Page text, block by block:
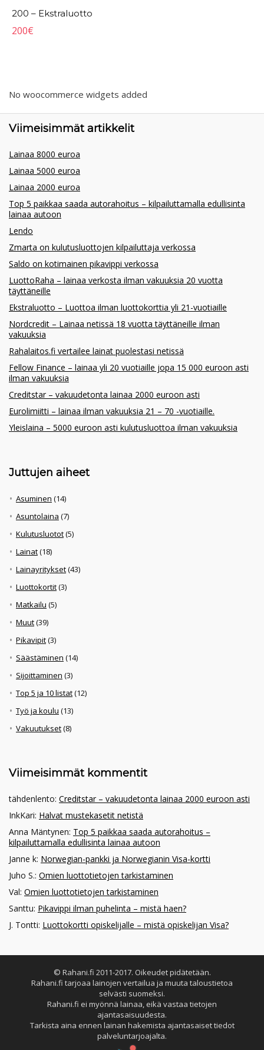
200 – Ekstraluotto
200€
No woocommerce widgets added
Viimeisimmät artikkelit
Lainaa 8000 euroa
Lainaa 5000 euroa
Lainaa 2000 euroa
Top 5 paikkaa saada autorahoitus – kilpailuttamalla edullisinta
lainaa autoon
Lendo
Zmarta on kulutusluottojen kilpailuttaja verkossa
Saldo on kotimainen pikavippi verkossa
LuottoRaha – lainaa verkosta ilman vakuuksia 20 vuotta
täyttäneille
Ekstraluotto – Luottoa ilman luottokorttia yli 21-vuotiaille
Nordcredit – Lainaa netissä 18 vuotta täyttäneille ilman
vakuuksia
Rahalaitos.fi vertailee lainat puolestasi netissä
Fellow Finance – lainaa yli 20 vuotiaille jopa 15 000 euroon asti
ilman vakuuksia
Creditstar – vakuudetonta lainaa 2000 euroon asti
Eurolimiitti – lainaa ilman vakuuksia 21 – 70 -vuotiaille.
Yleislaina – 5000 euroon asti kulutusluottoa ilman vakuuksia
Juttujen aiheet
Asuminen (14)
Asuntolaina (7)
Kulutusluotot(5)
Lainat(18)
Lainayritykset(43)
Luottokortit(3)
Matkailu (5)
Muut(39)
Pikavipit(3)
Säästäminen (14)
Sijoittaminen (3)
Top 5 ja 10 listat(12)
Työ ja koulu (13)
Vakuutukset(8)
Viimeisimmät kommentit
tähdenlento: Creditstar – vakuudetonta lainaa 2000 euroon asti
InkKari: Halvat mustekasetit netistä
Anna Mäntynen: Top 5 paikkaa saada autorahoitus –
kilpailuttamalla edullisinta lainaa autoon
Janne k: Norwegian-pankki ja Norwegianin Visa-kortti
Juho S.: Omien luottotietojen tarkistaminen
Val: Omien luottotietojen tarkistaminen
Santtu: Pikavippi ilman puhelinta – mistä haen?
J. Tontti: Luottokortti opiskelijalle – mistä opiskelijan Visa?
© Rahani.fi 2011-2017. Oikeudet pidätetään.
Rahani.fi tarjoaa lainojen vertailua ja muuta taloustietoa
selvästi suomeksi.
Rahani.fi ei myönnä lainaa, eikä vastaa tietojen
ajantasaisuudesta.
Tarkista aina ennen lainan hakemista ajantasaiset tiedot
palveluntarjoajalta.